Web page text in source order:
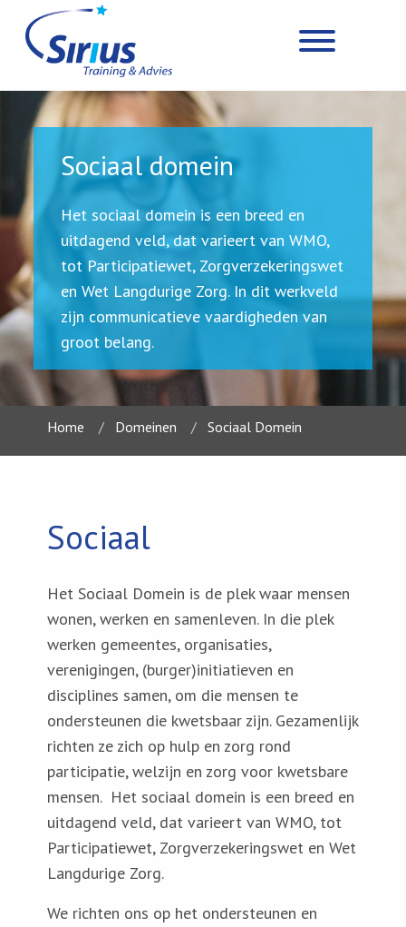
Sociaal domein
Het sociaal domein is een breed en
uitdagend veld, dat varieert van WMO,
tot Participatiewet, Zorgverzekeringswet
en Wet Langdurige Zorg. In dit werkveld
zijn communicatieve vaardigheden van
groot belang.
Home Domeinen Sociaal Domein
Sociaal
Het Sociaal Domein is de plek waar mensen
wonen, werken en samenleven. In die plek
werken gemeentes, organisaties,
verenigingen, (burger)initiatieven en
disciplines samen, om die mensen te
ondersteunen die kwetsbaar zijn. Gezamenlijk
richten ze zich op hulp en zorg rond
participatie, welzijn en zorg voor kwetsbare
mensen. Het sociaal domein is een breed en
uitdagend veld, dat varieert van WMO, tot
Participatiewet, Zorgverzekeringswet en Wet
Langdurige Zorg.
We richten ons op het ondersteunen en